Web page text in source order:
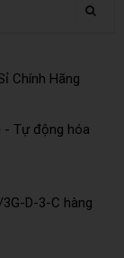
Chính Hãng
- Tự động hóa
D-3-C hàng